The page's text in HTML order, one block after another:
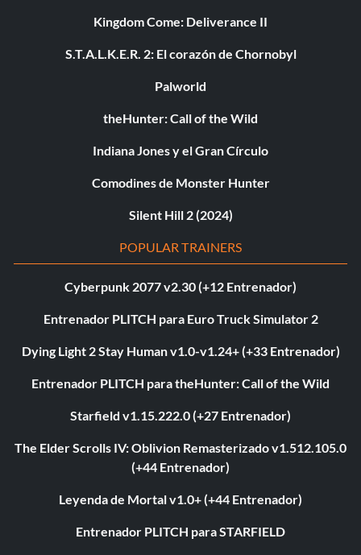
Kingdom Come: Deliverance II
S.T.A.L.K.E.R. 2: El corazón de Chornobyl
Palworld
theHunter: Call of the Wild
Indiana Jones y el Gran Círculo
Comodines de Monster Hunter
Silent Hill 2 (2024)
POPULAR TRAINERS
Cyberpunk 2077 v2.30 (+12 Entrenador)
Entrenador PLITCH para Euro Truck Simulator 2
Dying Light 2 Stay Human v1.0-v1.24+ (+33 Entrenador)
Entrenador PLITCH para theHunter: Call of the Wild
Starfield v1.15.222.0 (+27 Entrenador)
The Elder Scrolls IV: Oblivion Remasterizado v1.512.105.0
(+44 Entrenador)
Leyenda de Mortal v1.0+ (+44 Entrenador)
Entrenador PLITCH para STARFIELD